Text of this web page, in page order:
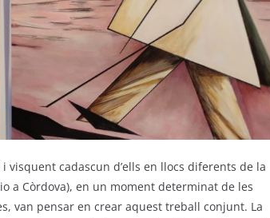
cadascun d’ells en llocs diferents de la
a Còrdova), en un moment determinat de les
van pensar en crear aquest treball conjunt. La